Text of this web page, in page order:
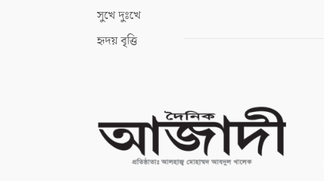
সুখে দুঃখে
হৃদয় বৃত্তি